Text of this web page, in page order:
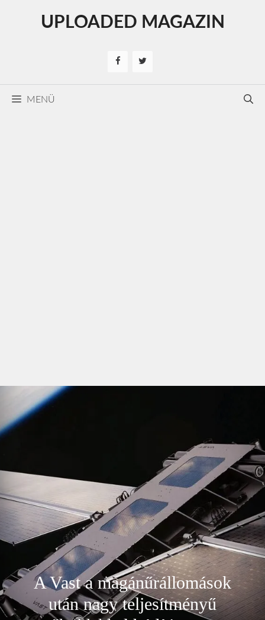
UPLOADED MAGAZIN
MENÜ
A Vast a magánűrállomások
után nagy teljesítményű